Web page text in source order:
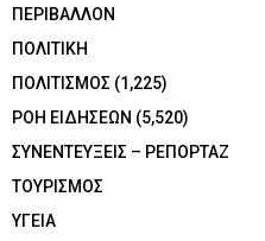
ΠΕΡΙΒΑΛΛΟΝ
ΠΟΛΙΤΙΚΗ
ΠΟΛΙΤΙΣΜΟΣ (1,225)
ΡΟΗ ΕΙΔΗΣΕΩΝ (5,520)
ΣΥΝΕΝΤΕΥΞΕΙΣ – ΡΕΠΟΡΤΑΖ
ΤΟΥΡΙΣΜΟΣ
ΥΓΕΙΑ